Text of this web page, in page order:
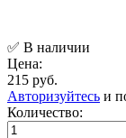
✅ В наличии
Цена:
215 руб.
Авторизуйтесь и
Количество: